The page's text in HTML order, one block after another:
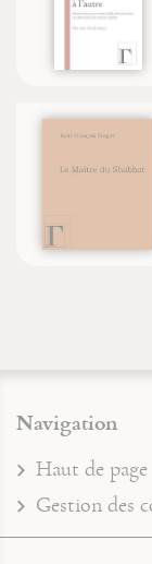
Navigation
Haut de page
Gestion des